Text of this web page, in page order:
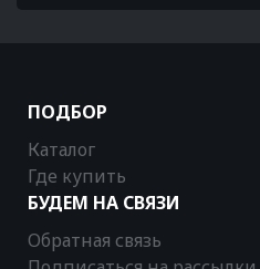
ПОДБОР
Каталог
Где купить
БУДЕМ НА СВЯЗИ
Обратная связь